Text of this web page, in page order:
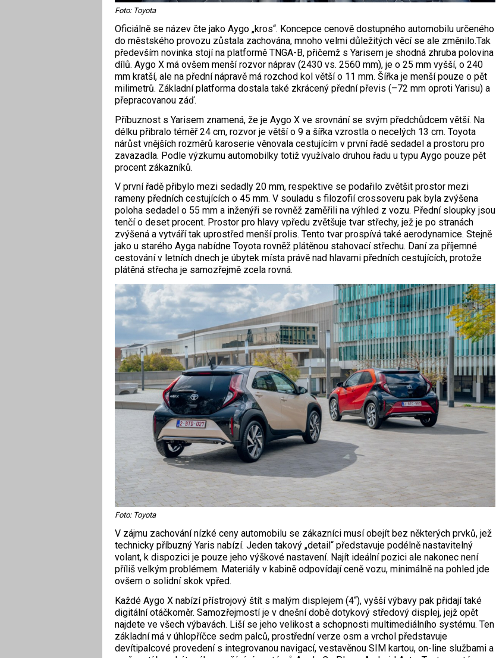
Foto: Toyota
Oficiálně se název čte jako Aygo „kros“. Koncepce cenově dostupného automobilu určeného
do městského provozu zůstala zachována, mnoho velmi důležitých věcí se ale změnilo.Tak
především novinka stojí na platformě TNGA-B, přičemž s Yarisem je shodná zhruba polovina
dílů. Aygo X má ovšem menší rozvor náprav (2430 vs. 2560 mm), je o 25 mm vyšší, o 240
mm kratší, ale na přední nápravě má rozchod kol větší o 11 mm. Šířka je menší pouze o pět
milimetrů. Základní platforma dostala také zkrácený přední převis (–72 mm oproti Yarisu) a
přepracovanou záď.
Příbuznost s Yarisem znamená, že je Aygo X ve srovnání se svým předchůdcem větší. Na
délku přibralo téměř 24 cm, rozvor je větší o 9 a šířka vzrostla o necelých 13 cm. Toyota
nárůst vnějších rozměrů karoserie věnovala cestujícím v první řadě sedadel a prostoru pro
zavazadla. Podle výzkumu automobilky totiž využívalo druhou řadu u typu Aygo pouze pět
procent zákazníků.
V první řadě přibylo mezi sedadly 20 mm, respektive se podařilo zvětšit prostor mezi
rameny předních cestujících o 45 mm. V souladu s filozofií crossoveru pak byla zvýšena
poloha sedadel o 55 mm a inženýři se rovněž zaměřili na výhled z vozu. Přední sloupky jsou
tenčí o deset procent. Prostor pro hlavy vpředu zvětšuje tvar střechy, jež je po stranách
zvýšená a vytváří tak uprostřed menší prolis. Tento tvar prospívá také aerodynamice. Stejně
jako u starého Ayga nabídne Toyota rovněž plátěnou stahovací střechu. Daní za příjemné
cestování v letních dnech je úbytek místa právě nad hlavami předních cestujících, protože
plátěná střecha je samozřejmě zcela rovná.
Foto: Toyota
V zájmu zachování nízké ceny automobilu se zákazníci musí obejít bez některých prvků, jež
technicky příbuzný Yaris nabízí. Jeden takový „detail“ představuje podélně nastavitelný
volant, k dispozici je pouze jeho výškové nastavení. Najít ideální pozici ale nakonec není
příliš velkým problémem. Materiály v kabině odpovídají ceně vozu, minimálně na pohled jde
ovšem o solidní skok vpřed.
Každé Aygo X nabízí přístrojový štít s malým displejem (4“), vyšší výbavy pak přidají také
digitální otáčkoměr. Samozřejmostí je v dnešní době dotykový středový displej, jejž opět
najdete ve všech výbavách. Liší se jeho velikost a schopnosti multimediálního systému. Ten
základní má v úhlopříčce sedm palců, prostřední verze osm a vrchol představuje
devítipalcové provedení s integrovanou navigací, vestavěnou SIM ­kartou, on-line službami a